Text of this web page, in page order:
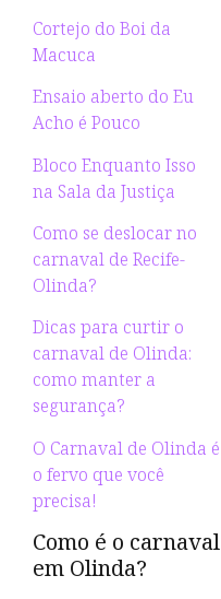
Cortejo do Boi da
Macuca
Ensaio aberto do Eu
Acho é Pouco
Bloco Enquanto Isso
na Sala da Justiça
Como se deslocar no
carnaval de Recife-
Olinda?
Dicas para curtir o
carnaval de Olinda:
como manter a
segurança?
O Carnaval de Olinda é
o fervo que você
precisa!
Como é o carnaval
em Olinda?